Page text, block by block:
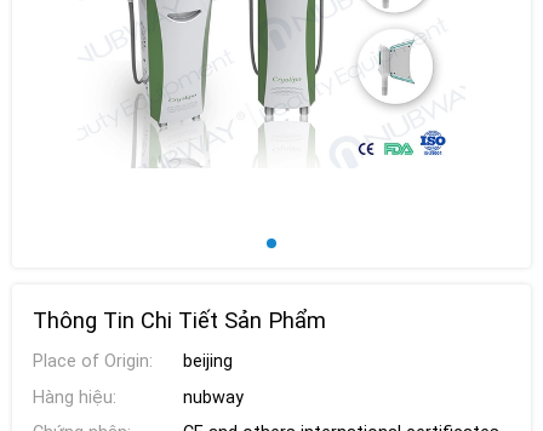
Thông Tin Chi Tiết Sản Phẩm
Place of Origin:
beijing
Hàng hiệu:
nubway